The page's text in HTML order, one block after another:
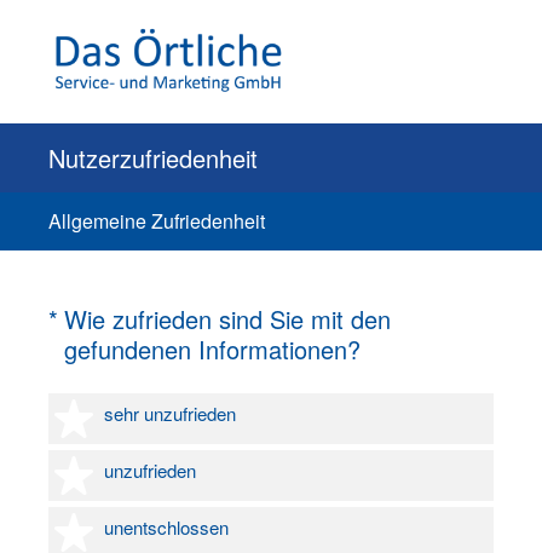
Nutzerzufriedenheit
Allgemeine Zufriedenheit
* Wie zufrieden sind Sie mit den
gefundenen Informationen?
(Erforderlich.)
sehr unzufrieden
1 Stern
unzufrieden
2 Sterne
unentschlossen
3 Sterne